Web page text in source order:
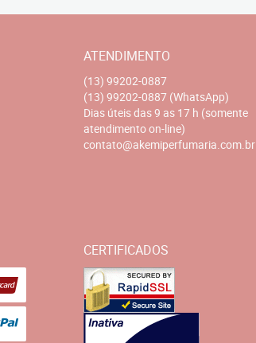
ATENDIMENTO
(13) 99202-0887
(13) 99202-0887 (WhatsApp)
Dias úteis das 9 as 17 h (somente
atendimento on-line)
contato@akemiperfumaria.com.br
CERTIFICADOS